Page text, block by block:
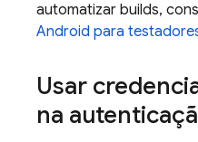
automatizar builds,
Android para
Usar
na